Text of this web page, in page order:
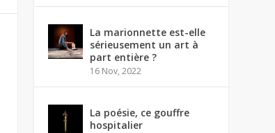
La marionnette est-elle
sérieusement un art à
part entière ?
16 Nov, 2022
La poésie, ce gouffre
hospitalier